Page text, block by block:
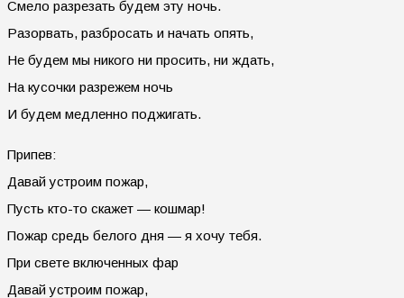
Смело разрезать будем эту ночь.
Разорвать, разбросать и начать опять,
Не будем мы никого ни просить, ни ждать,
На кусочки разрежем ночь
И будем медленно поджигать.
Припев:
Давай устроим пожар,
Пусть кто-то скажет — кошмар!
Пожар средь белого дня — я хочу тебя.
При свете включенных фар
Давай устроим пожар,